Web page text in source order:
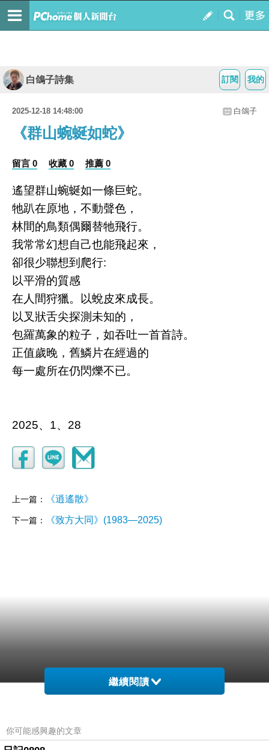
我的
訂閱
白鴿子詩集
2025-12-18 14:48:00 白鴿子
《群山蜿蜒如蛇》
留言 0 收藏 0 推薦 0
遙望群山蜿蜒如一條巨蛇。
牠趴在原地，不動聲色，
林間的鳥類偶爾替牠飛行。
我常常幻想自己也能飛起來，
卻很少聯想到爬行:
以平滑的質感
在人間狩獵。以蛻皮來成長。
以叉狀舌尖探測未知的，
包羅萬象的粒子，如吞吐一首首詩。
正值歲晚，舊鱗片在經過的
每一處所在仍閃爍不已。
2025、1、28
上一篇： 《逍遙散》
下一篇： 《致方大同》(1983—2025)
繼續閱讀
你可能感興趣的文章